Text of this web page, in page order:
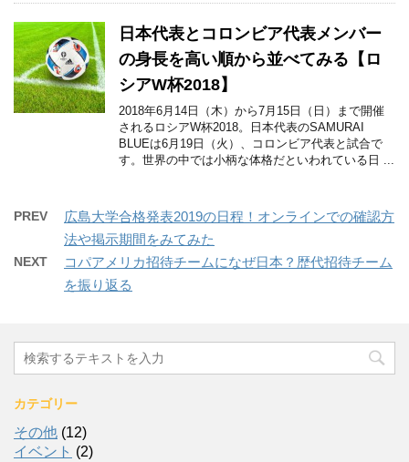
日本代表とコロンビア代表メンバー
の身長を高い順から並べてみる【ロ
シアW杯2018】
2018年6月14日（木）から7月15日（日）まで開催
されるロシアW杯2018。日本代表のSAMURAI
BLUEは6月19日（火）、コロンビア代表と試合で
す。世界の中では小柄な体格だといわれている日 ...
PREV
広島大学合格発表2019の日程！オンラインでの確認方
法や掲示期間をみてみた
NEXT
コパアメリカ招待チームになぜ日本？歴代招待チーム
を振り返る
カテゴリー
その他 (12)
イベント (2)